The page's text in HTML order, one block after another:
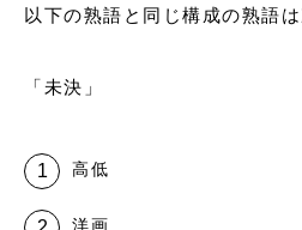
以下の熟語と同じ構成の熟語は
「未決」
高低
洋画